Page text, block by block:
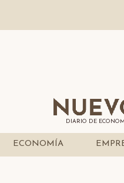
DIARIO DE
ECONOMÍA